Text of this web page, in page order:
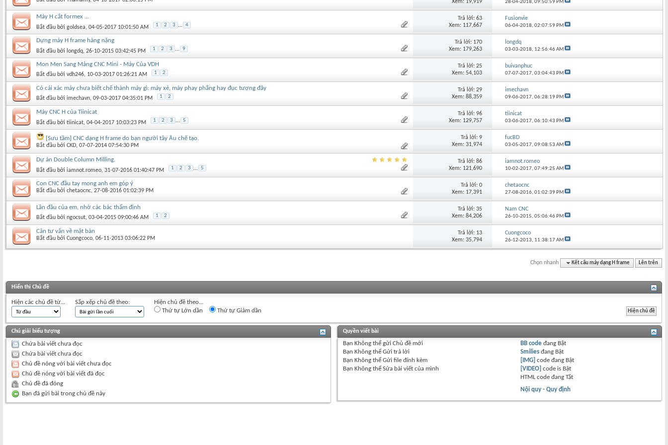
Xem: 19,919 28-04-2018,09:50:59 PM
Máy H cắt formex ...
Bắt đầu bởi goldsea‎, 04-05-2017 10:01:50 AM 1 2 3 ... 4
Trả lời: 63
Xem: 117,667
Fusionvie
06-04-2018,02:07:59 PM
Dựng máy H frame hàng nặng
Bắt đầu bởi longdq‎, 26-10-2015 03:42:45 PM 1 2 3 ... 9
Trả lời: 170
Xem: 179,263
longdq
03-03-2018, 12:56:46 AM
Mon Men Sang Mảng CNC Mini - Máy Của VDH
Bắt đầu bởi vdh246‎, 10-03-2017 01:26:21 AM 1 2
Trả lời: 25
Xem: 54,103
buivanphuc
07-07-2017,03:04:43 PM
Có cái xác máy chưa biết chế thành máy gì: máy xẻ, máy phay phẳng hay đục tượng đây
Bắt đầu bởi imechavn‎, 09-03-2017 04:35:01 PM 1 2
Trả lời: 29
Xem: 88,359
imechavn
09-06-2017,06:28:19 PM
Máy CNC H của Tiinicat
Bắt đầu bởi tiinicat‎, 04-04-2017 10:03:23 PM 1 2 3 ... 5
Trả lời: 96
Xem: 129,757
tiinicat
03-06-2017,06:10:43 PM
[Sưu tầm] CNC dạng H frame do bạn người tây Âu chế tạo.
Bắt đầu bởi CKD‎, 07-07-2014 07:54:30 PM
Trả lời: 9
Xem: 31,974
fucBD
03-05-2017,09:08:53 AM
Dự án Double Column Milling.
Bắt đầu bởi iamnot.romeo‎, 31-07-2016 01:40:47 PM 1 2 3 ... 5
Trả lời: 86
Xem: 121,690
iamnot.romeo
10-02-2017,07:49:25 AM
Con CNC đầu tay mong anh em góp ý
Bắt đầu bởi chetaocnc‎, 27-08-2016 01:02:39 PM
Trả lời: 0
Xem: 17,391
chetaocnc
27-08-2016,01:02:39 PM
Lần đầu của em, nhờ các bác thẩm định
Bắt đầu bởi ngocsut‎, 03-04-2015 09:00:46 AM 1 2
Trả lời: 35
Xem: 84,206
Nam CNC
26-10-2015,05:06:46 PM
Cân tư vấn về mặt bàn
Bắt đầu bởi Cuongcoco‎, 06-11-2013 03:06:22 PM
Trả lời: 13
Xem: 35,794
Cuongcoco
26-12-2013, 11:38:17 AM
Chọn nhanh Kết cấu máy dạng H frame Lên trên
Hiển thị Chủ đề
Hiện các chủ đề từ... Sắp xếp chủ đề theo:
Hiện chủ đề theo...
Thứ tự Lớn dần
Thứ tự Giảm dần
Chú giải biểu tượng
Chứa bài viết chưa đọc
Chứa bài viết chưa đọc
Chủ đề nóng với bài viết chưa đọc
Chủ đề nóng với bài viết đã đọc
Chủ đề đã đóng
Bạn đã gửi bài trong chủ đề này
Quyền viết bài
Bạn Không thểgửi Chủ đề mới
Bạn Không thểGửi trả lời
Bạn Không thểGửi file đính kèm
Bạn Không thểSửa bài viết của mình
BB code đang Bật
Smilies đang Bật
[IMG] code đang Bật
[VIDEO] code is Bật
HTML code đangTắt
Nội quy - Quy định